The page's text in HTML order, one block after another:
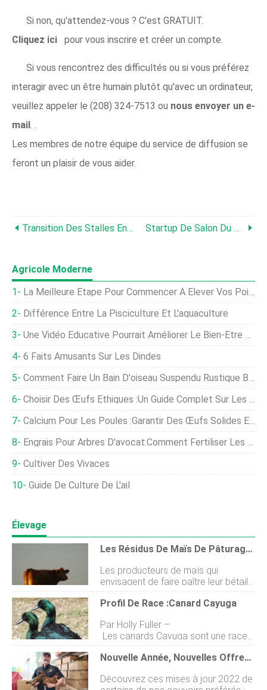
Si non, qu'attendez-vous ? C'est GRATUIT.
Cliquez ici
pour vous inscrire et créer un compte.
Si vous rencontrez des difficultés ou si vous préférez
interagir avec un être humain plutôt qu'avec un ordinateur,
veuillez appeler le (208) 324-7513 ou nous envoyer un e-
mail
Les membres de notre équipe du service de diffusion se
feront un plaisir de vous aider.
Transition Des Stalles Entravées :nouvelle Construction Ou Rénovation Pour La Traite Automatisée Startup De Salon Du Rotary :un Guide Pour Une Mise En Œuvre Réussie
Agricole Moderne
La Meilleure Étape Pour Commencer À Élever Vos Poissons-Chats (alevins Ou Juvéniles)
Différence Entre La Pisciculture Et L'aquaculture
Une Vidéo Éducative Pourrait Améliorer Le Bien-Être De Millions De Poulets De Chair
6 Faits Amusants Sur Les Dindes
Comment Faire Un Bain D'oiseau Suspendu Rustique Bricolage
Choisir Des Œufs Éthiques :un Guide Complet Sur Les Types Et L'approvisionnement En Œufs
Calcium Pour Les Poules :garantir Des Œufs Solides Et Des Poules En Bonne Santé
Engrais Pour Arbres D'avocat:Comment Fertiliser Les Avocats
Cultiver Des Vivaces
Guide De Culture De L'ail
Élevage
Les Résidus De Maïs De Pâturage Font Leurs Preuves
Les producteurs de maïs qui
envisagent de faire paître leur bétail
sur des résidus de maïs sans labour
nont pas à se soucier du
de lUniversité du Nebraska (U of N).
Les rendements des cultures
suivantes ne souffrent pas non plus
du pâturage des séquelles de la
soit, le pâturage des résidus pourrait
Profil De Race :Canard Cayuga
Par Holly Fuller –
Les canards Cayuga sont une race
menacée. Ces beaux canards à
plumes vertes irisées sont parfaits
production dœufs, leur qualité
Nouvelle Année, Nouvelles Offres :mises À Jour 2022 Du Couvoir
Découvrez ces mises à jour 2022 de